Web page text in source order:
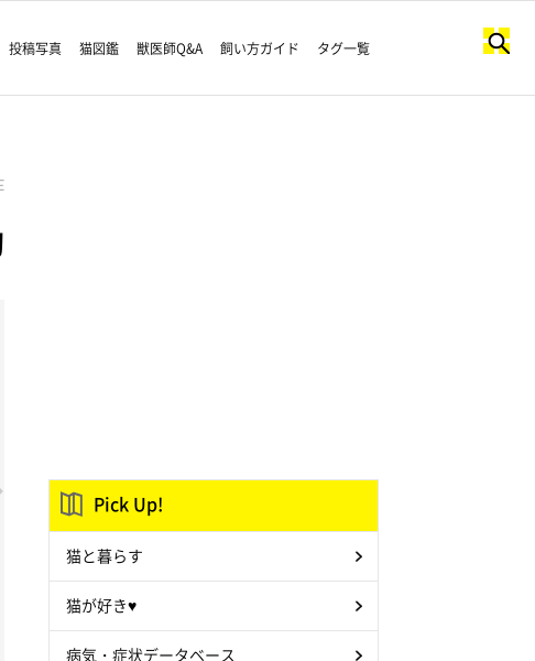
投稿写真 猫図鑑 獣医師Q&A 飼い方ガイド タグ一覧
Pick Up!
猫と暮らす
猫が好き♥
病気・症状データベース